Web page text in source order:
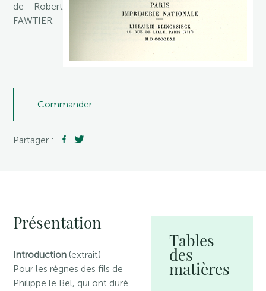
de Robert
FAWTIER.
Commander
Partager :
Présentation
Introduction (extrait)
Pour les règnes des fils de
Philippe le Bel, qui ont duré
Tables
des
matières